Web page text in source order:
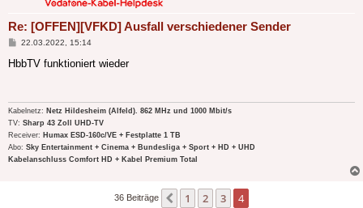
Re: [OFFEN][VFKD] Ausfall verschiedener Sender
Beitrag
22.03.2022, 15:14
HbbTV funktioniert wieder
Kabelnetz: Netz Hildesheim (Alfeld). 862 MHz und 1000 Mbit/s
TV: Sharp 43 Zoll UHD-TV
Receiver: Humax ESD-160c/VE + Festplatte 1 TB
Abo: Sky Entertainment + Cinema + Bundesliga + Sport + HD + UHD
Kabelanschluss Comfort HD + Kabel Premium Total
36 Beiträge Vorherige
1 2 3
4